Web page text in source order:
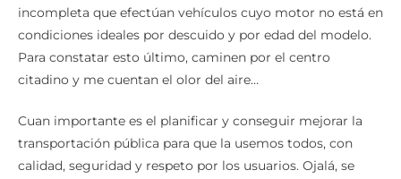
incompleta que efectúan vehículos cuyo motor no está en
condiciones ideales por descuido y por edad del modelo.
Para constatar esto último, caminen por el centro
citadino y me cuentan el olor del aire…
Cuan importante es el planificar y conseguir mejorar la
transportación pública para que la usemos todos, con
calidad, seguridad y respeto por los usuarios. Ojalá, se